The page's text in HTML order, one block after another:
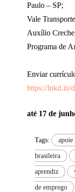
Paulo – SP;
Vale
Auxílio
Programa de
Enviar
https://lnkd.in/
até 17 de
Tags: apoie
brasileira
aprendiz
de emprego